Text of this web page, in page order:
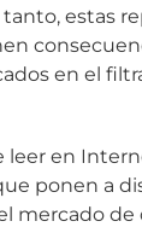
tanto, estas
en el
leer en
ponen a
mercado de